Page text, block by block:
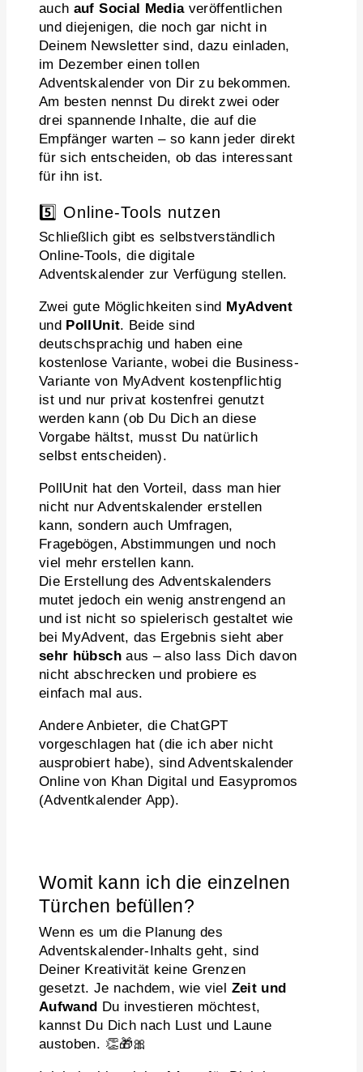
auch auf Social Mediaveröffentlichen
und diejenigen, die noch gar nicht in
Deinem Newsletter sind, dazu einladen,
im Dezember einen tollen
Adventskalender von Dir zu bekommen.
Am besten nennst Du direkt zwei oder
drei spannende Inhalte, die auf die
Empfänger warten – so kann jeder direkt
für sich entscheiden, ob das interessant
für ihn ist.
5️⃣ Online-Tools nutzen
Schließlich gibt es selbstverständlich
Online-Tools, die digitale
Adventskalender zur Verfügung stellen.
Zwei gute Möglichkeiten sind MyAdvent
und PollUnit. Beide sind
deutschsprachig und haben eine
kostenlose Variante, wobei die Business-
Variante von MyAdvent kostenpflichtig
ist und nur privat kostenfrei genutzt
werden kann (ob Du Dich an diese
Vorgabe hältst, musst Du natürlich
selbst entscheiden).
PollUnit hat den Vorteil, dass man hier
nicht nur Adventskalender erstellen
kann, sondern auch Umfragen,
Fragebögen, Abstimmungen und noch
viel mehr erstellen kann.
Die Erstellung des Adventskalenders
mutet jedoch ein wenig anstrengend an
und ist nicht so spielerisch gestaltet wie
bei MyAdvent, das Ergebnis sieht aber
sehr hübschaus – also lass Dich davon
nicht abschrecken und probiere es
einfach mal aus.
Andere Anbieter, die ChatGPT
vorgeschlagen hat (die ich aber nicht
ausprobiert habe), sind Adventskalender
Online von Khan Digital und Easypromos
(Adventkalender App).
Womit kann ich die einzelnen
Türchen befüllen?
Wenn es um die Planung des
Adventskalender-Inhalts geht, sind
Deiner Kreativität keine Grenzen
gesetzt. Je nachdem, wie viel Zeit und
Aufwand
Du investieren möchtest,
kannst Du Dich nach Lust und Laune
austoben. 👏🎁🎀